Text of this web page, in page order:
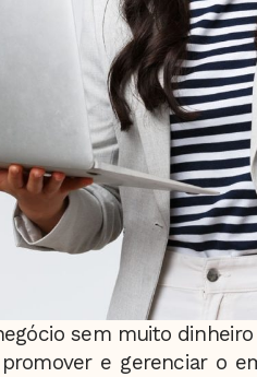
sem muito
e gerenciar o